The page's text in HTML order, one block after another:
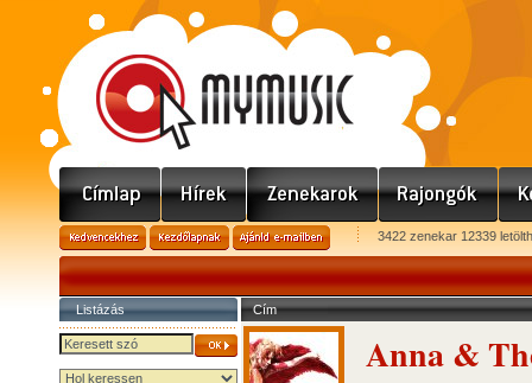
3422 zenekar 12339
Listázás Cím
Anna &